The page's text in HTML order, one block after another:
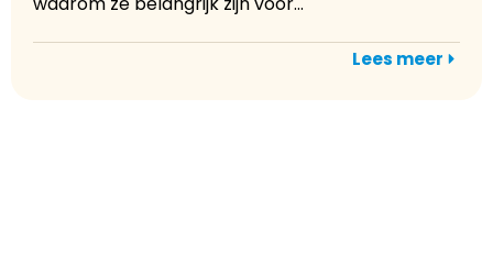
Lees meer